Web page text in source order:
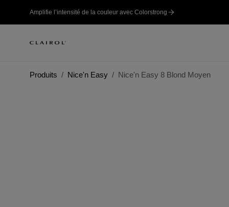
Amplifie l’intensité de la couleur avec Colorstrong
Produits Nice'n Easy Nice'n Easy 8 Blond Moyen